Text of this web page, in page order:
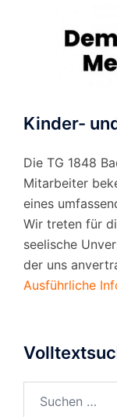
Kinder-
Die TG 1848
Mitarbeiter
eines
Wir treten für
seelische
der uns
Ausführliche